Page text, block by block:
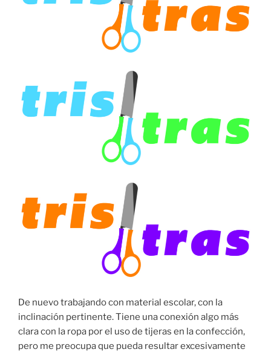
De nuevo trabajando con material escolar, con la
inclinación pertinente. Tiene una conexión algo más
clara con la ropa por el uso de tijeras en la confección,
pero me preocupa que pueda resultar excesivamente